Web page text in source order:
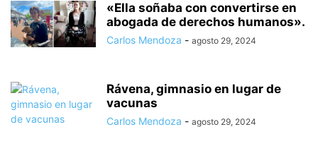
«Ella soñaba con convertirse en
abogada de derechos humanos».
Carlos Mendoza - agosto 29, 2024
Rávena, gimnasio en lugar de
vacunas
Carlos Mendoza - agosto 29, 2024